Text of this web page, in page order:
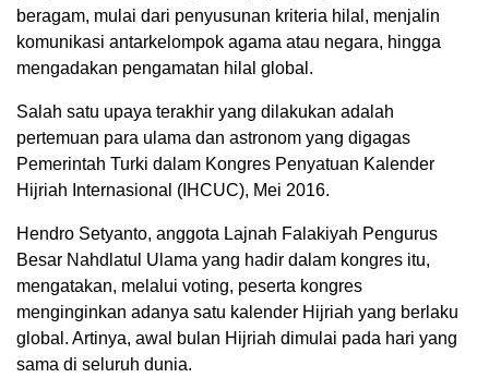
beragam, mulai dari penyusunan kriteria hilal, menjalin
komunikasi antarkelompok agama atau negara, hingga
mengadakan pengamatan hilal global.
Salah satu upaya terakhir yang dilakukan adalah
pertemuan para ulama dan astronom yang digagas
Pemerintah Turki dalam Kongres Penyatuan Kalender
Hijriah Internasional (IHCUC), Mei 2016.
Hendro Setyanto, anggota Lajnah Falakiyah Pengurus
Besar Nahdlatul Ulama yang hadir dalam kongres itu,
mengatakan, melalui voting, peserta kongres
menginginkan adanya satu kalender Hijriah yang berlaku
global. Artinya, awal bulan Hijriah dimulai pada hari yang
sama di seluruh dunia.